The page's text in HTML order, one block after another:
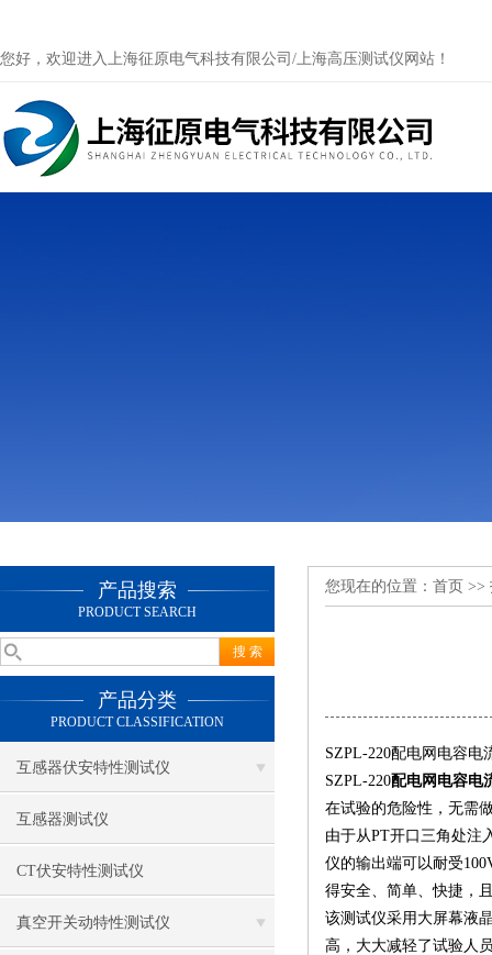
您好，欢迎进入上海征原电气科技有限公司/上海高压测试仪网站！
产品搜索
PRODUCT SEARCH
产品分类
PRODUCT CLASSIFICATION
互感器伏安特性测试仪
互感器测试仪
CT伏安特性测试仪
真空开关动特性测试仪
您现在的位置： 首页 >>
SZPL-220配电网电容电
SZPL-220配电网电容电
在试验的危险性，无需
由于从PT开口三角处注
仪的输出端可以耐受
得安全、简单、快捷，
该测试仪采用大屏幕液
高，大大减轻了试验人